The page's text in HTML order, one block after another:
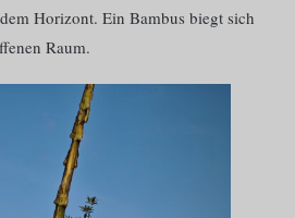
Horizont. Ein Bambus biegt sich
Raum.